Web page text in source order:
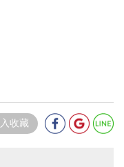
收藏